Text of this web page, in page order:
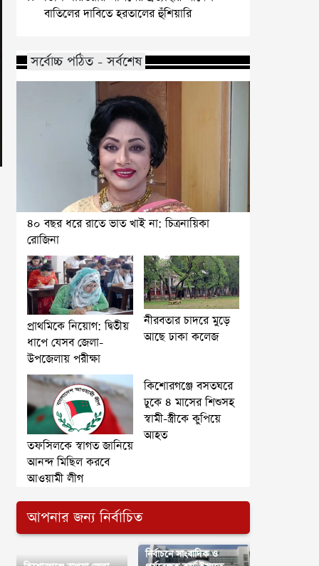
বাতিলের দাবিতে হরতালের হুঁশিয়ারি
সর্বোচ্চ পঠিত - সর্বশেষ
৪০ বছর ধরে রাতে ভাত খাই না: চিত্রনায়িকা
রোজিনা
প্রাথমিকে নিয়োগ: দ্বিতীয়
ধাপে যেসব জেলা-
উপজেলায় পরীক্ষা
নীরবতার চাদরে মুড়ে
আছে ঢাকা কলেজ
তফসিলকে স্বাগত জানিয়ে
আনন্দ মিছিল করবে
আওয়ামী লীগ
কিশোরগঞ্জে বসতঘরে
ঢুকে ৪ মাসের শিশুসহ
স্বামী-স্ত্রীকে কুপিয়ে
আহত
আপনার জন্য নির্বাচিত
নির্বাচনে সাংবাদিক ও